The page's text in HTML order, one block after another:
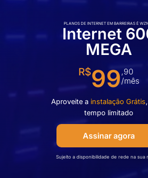
PLANOS DE INTERNET EM BARREIRAS É
Internet
MEGA
R$99,90
/mês
Aproveite a instalação Grátis
tempo limitado
Assinar agora
Sujeito a disponibilidade de rede na sua